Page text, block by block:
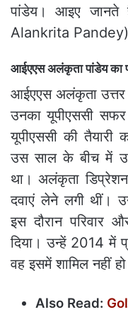
पांडेय। आइए
Alankrita Pandey)
आईएएस अलंकृता पांडेय का
आईएएस अलंकृता उत्तर
उनका यूपीएससी
यूपीएससी की
उस साल के बीच में
था। अलंकृता
दवाएं लेने लगी थीं।
इस दौरान परिवार
दिया। उन्हें 2014 में
वह इसमें शामिल नहीं
Also Read: